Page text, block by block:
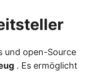
und open-Source
. Es ermöglicht